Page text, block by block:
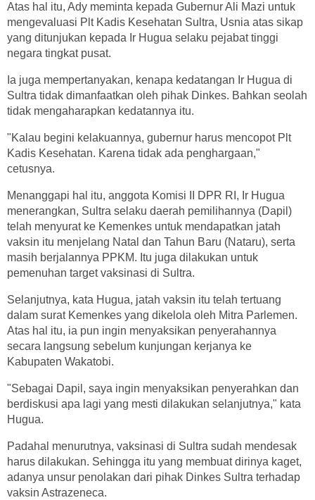
Atas hal itu, Ady meminta kepada Gubernur Ali Mazi untuk
mengevaluasi Plt Kadis Kesehatan Sultra, Usnia atas sikap
yang ditunjukan kepada Ir Hugua selaku pejabat tinggi
negara tingkat pusat.
Ia juga mempertanyakan, kenapa kedatangan Ir Hugua di
Sultra tidak dimanfaatkan oleh pihak Dinkes. Bahkan seolah
tidak mengaharapkan kedatannya itu.
"Kalau begini kelakuannya, gubernur harus mencopot Plt
Kadis Kesehatan. Karena tidak ada penghargaan,"
cetusnya.
Menanggapi hal itu, anggota Komisi II DPR RI, Ir Hugua
menerangkan, Sultra selaku daerah pemilihannya (Dapil)
telah menyurat ke Kemenkes untuk mendapatkan jatah
vaksin itu menjelang Natal dan Tahun Baru (Nataru), serta
masih berjalannya PPKM. Itu juga dilakukan untuk
pemenuhan target vaksinasi di Sultra.
Selanjutnya, kata Hugua, jatah vaksin itu telah tertuang
dalam surat Kemenkes yang dikelola oleh Mitra Parlemen.
Atas hal itu, ia pun ingin menyaksikan penyerahannya
secara langsung sebelum kunjungan kerjanya ke
Kabupaten Wakatobi.
"Sebagai Dapil, saya ingin menyaksikan penyerahkan dan
berdiskusi apa lagi yang mesti dilakukan selanjutnya," kata
Hugua.
Padahal menurutnya, vaksinasi di Sultra sudah mendesak
harus dilakukan. Sehingga itu yang membuat dirinya kaget,
adanya unsur penolakan dari pihak Dinkes Sultra terhadap
vaksin Astrazeneca.